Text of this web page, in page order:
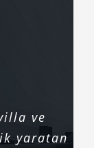
ve
yaratan